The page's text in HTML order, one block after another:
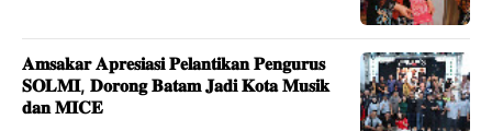
𝐀𝐦𝐬𝐚𝐤𝐚𝐫 𝐀𝐩𝐫𝐞𝐬𝐢𝐚𝐬𝐢 𝐏𝐞𝐥𝐚𝐧𝐭𝐢𝐤𝐚𝐧 𝐏𝐞𝐧𝐠𝐮𝐫𝐮𝐬
𝐒𝐎𝐋𝐌𝐈, 𝐃𝐨𝐫𝐨𝐧𝐠 𝐁𝐚𝐭𝐚𝐦 𝐉𝐚𝐝𝐢 𝐊𝐨𝐭𝐚 𝐌𝐮𝐬𝐢𝐤
𝐝𝐚𝐧 𝐌𝐈𝐂𝐄